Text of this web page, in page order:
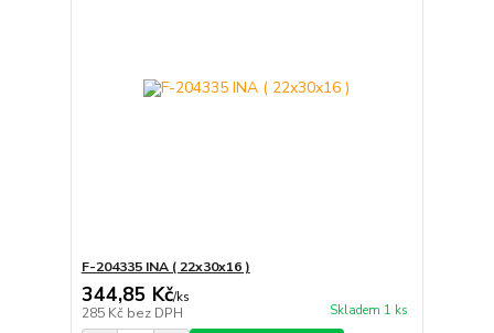
F-204335 INA ( 22x30x16 )
344,85 Kč/ks
285 Kč bez DPH Skladem 1 ks